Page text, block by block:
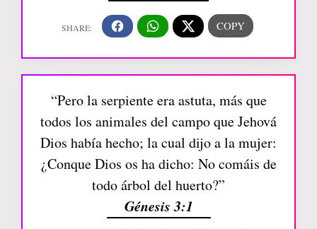
“Pero la serpiente era astuta, más que
todos los animales del campo que Jehová
Dios había hecho; la cual dijo a la mujer:
¿Conque Dios os ha dicho: No comáis de
todo árbol del huerto?”
Génesis 3:1